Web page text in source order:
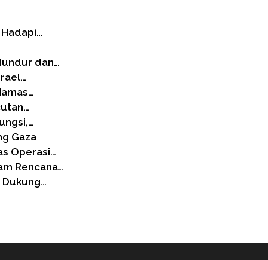
dan…
Gaza
Operasi…
Rencana…